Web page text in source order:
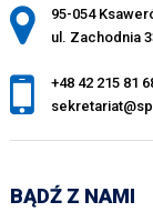
Adres
95-054
ul. Zachodnia
+48 42 215 81
BĄDŹ Z NAMI